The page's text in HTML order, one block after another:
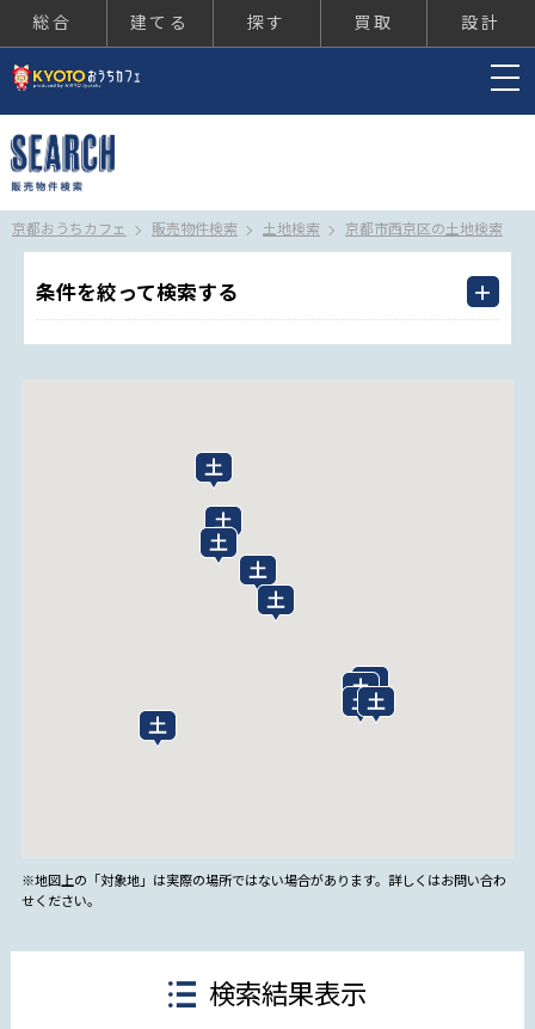
総合 建てる 探す 買取 設計
京都おうちカフェ 販売物件検索 土地検索 京都市西京区の土地検索
条件を絞って検索する
※地図上の「対象地」は実際の場所ではない場合があります。詳しくはお問い合わ
せください。
検索結果表示